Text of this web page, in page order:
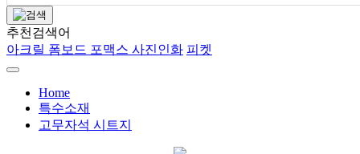
추천검색어
아크릴 폼보드 포맥스 사진인화 피켓
Home
특수소재
고무자석 시트지